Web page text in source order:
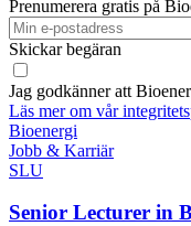
Prenumerera gratis på
Skickar begäran
Jag godkänner att
Läs mer om vår
Bioenergi
Jobb & Karriär
SLU
Senior Lecturer in